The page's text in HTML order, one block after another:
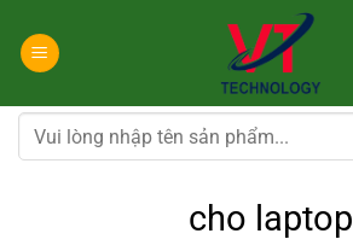
đến
dung
Tìm
kiếm:
cho laptop